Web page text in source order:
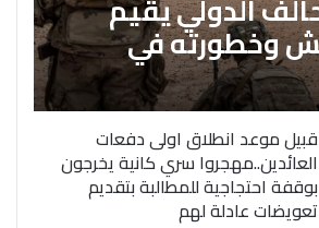
وخطورته في
قبيل موعد انطلاق اولى دفعات
العائدين..مهجروا سري كانية يخرجون
بوقفة احتجاجية للمطالبة بتقديم
تعويضات عادلة لهم